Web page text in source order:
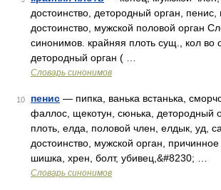
достоинство, детородный орган, пенис,
достоинство, мужской половой орган
синонимов. крайняя плоть сущ., кол во
детородный орган ( …
Словарь синонимов
10 пенис — пипка, ванька встанька,
фаллос, щекотун, сюнька, детородный
плоть, елда, половой член, елдык, уд,
достоинство, мужской орган, причинное
шишка, хрен, болт, убивец,&#8230; …
Словарь синонимов